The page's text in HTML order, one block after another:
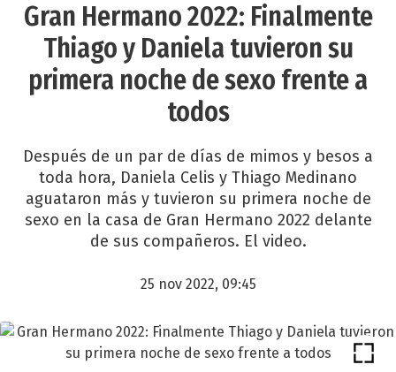
Gran Hermano 2022: Finalmente
Thiago y Daniela tuvieron su
primera noche de sexo frente a
todos
Después de un par de días de mimos y besos a
toda hora, Daniela Celis y Thiago Medinano
aguataron más y tuvieron su primera noche de
sexo en la casa de Gran Hermano 2022 delante
de sus compañeros. El video.
25 nov 2022, 09:45